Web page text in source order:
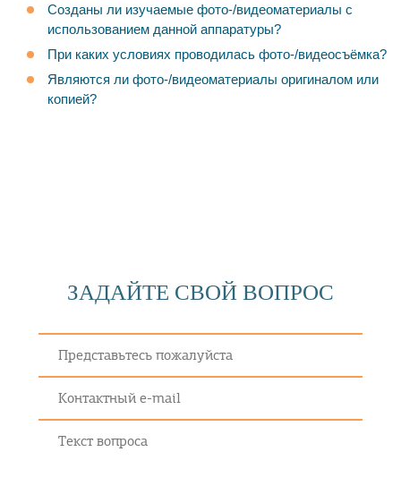
Созданы ли изучаемые фото-/видеоматериалы с
использованием данной аппаратуры?
При каких условиях проводилась фото-/видеосъёмка?
Являются ли фото-/видеоматериалы оригиналом или
копией?
ЗАДАЙТЕ СВОЙ ВОПРОС